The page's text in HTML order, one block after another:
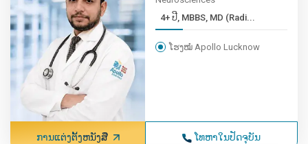
4+ ປີ, MBBS, MD (Radi...
ໂຮງໝໍ Apollo Lucknow
ການແຕ່ງຕັ້ງຫນັງສື ໂທຫາໃນປັດຈຸບັນ